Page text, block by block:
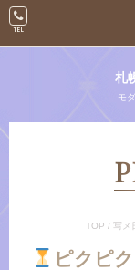
札
モ
TOP / 写メ
ピクピ